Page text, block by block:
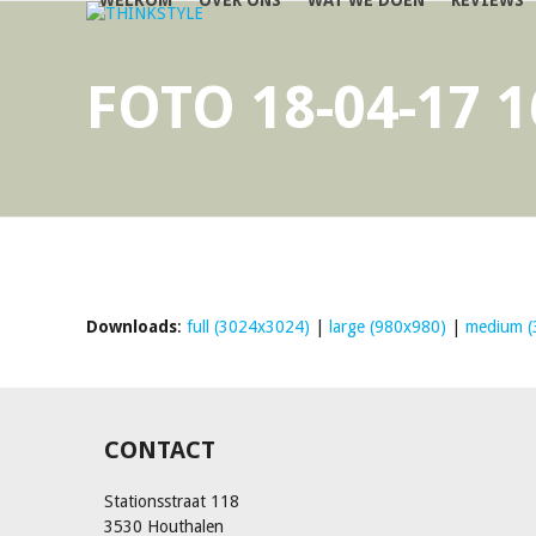
FOTO 18-04-17
Downloads: full (3024x3024) large (980x980) medium
CONTACT
Stationsstraat 118
3530 Houthalen